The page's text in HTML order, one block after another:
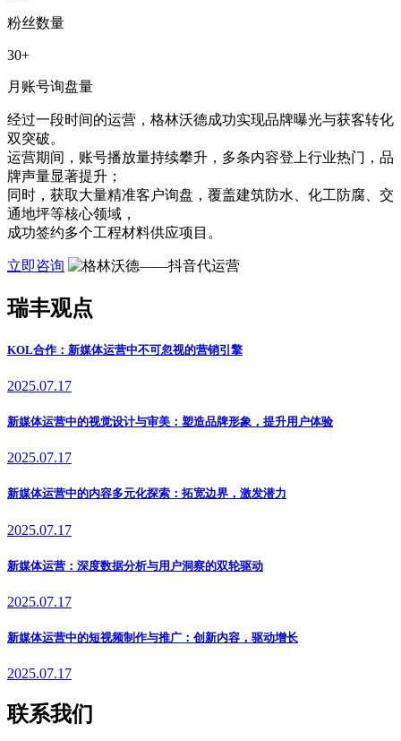
粉丝数量
30+
月账号询盘量
经过一段时间的运营，格林沃德成功实现品牌曝光与获客转化
双突破。
运营期间，账号播放量持续攀升，多条内容登上行业热门，品
牌声量显著提升；
同时，获取大量精准客户询盘，覆盖建筑防水、化工防腐、交
通地坪等核心领域，
成功签约多个工程材料供应项目。
立即咨询
瑞丰观点
KOL合作：新媒体运营中不可忽视的营销引擎
2025.07.17
新媒体运营中的视觉设计与审美：塑造品牌形象，提升用户体验
2025.07.17
新媒体运营中的内容多元化探索：拓宽边界，激发潜力
2025.07.17
新媒体运营：深度数据分析与用户洞察的双轮驱动
2025.07.17
新媒体运营中的短视频制作与推广：创新内容，驱动增长
2025.07.17
联系我们